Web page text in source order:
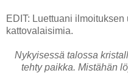
EDIT: Luettuani
kattovalaisimia.
Nykyisessä talossa
tehty paikka. Mistähän